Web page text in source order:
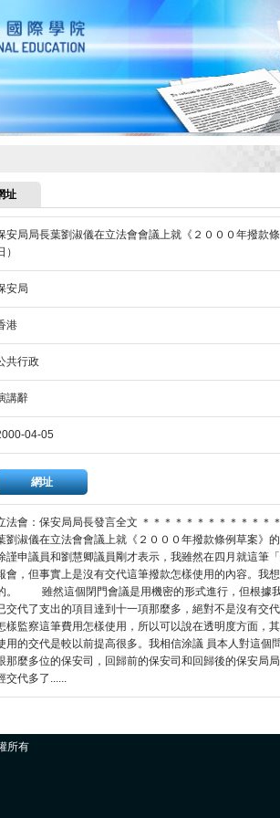
址
安局局長葉劉淑儀在立法會會議上就《２０００年撥款
）
安局
港
共行政
講辭
04-05
網址
法會：保安局局長發言全文 ＊＊＊＊＊＊＊＊＊＊
劉淑儀在立法會會議上就《２０００年撥款條例草案
謹申議員和劉慧卿議員剛才表示，我雖然在四月就這筆
會，但事實上是沒有交代這筆撥款怎樣使用的內容。我
。 雖然這個閉門會議是用機密的形式進行，但根據
交代了支出的項目達到十一項那麼多，絕對不是沒有交
樣監察這筆費用怎樣使用，所以可以說在透明度方面，
用的交代是較以前提高很多。我相信涂議 員本人對這個
那麼多位的保安司，回歸前的保安司和回歸後的保安局
交代多了......
所有